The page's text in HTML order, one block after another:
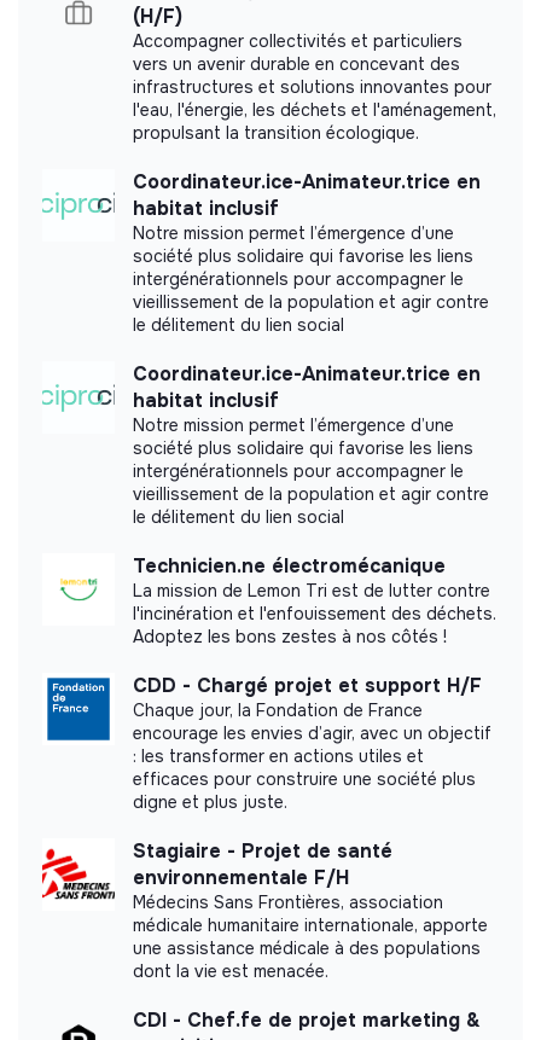
persons
Impact study
Carried out an internal impact measurement.
Labels and certifications
This structure did not communicate to us the
labels or certifications that it was able to obtain.
Documents
Did not yet add a transparency document.
(H/F)
Accompagner collectivités et particuliers
vers un avenir durable en concevant des
infrastructures et solutions innovantes pour
l'eau, l'énergie, les déchets et l'aménagement,
propulsant la transition écologique.
Coordinateur.ice-Animateur.trice en
habitat inclusif
Notre mission permet l’émergence d’une
société plus solidaire qui favorise les liens
intergénérationnels pour accompagner le
vieillissement de la population et agir contre
le délitement du lien social
Coordinateur.ice-Animateur.trice en
habitat inclusif
Notre mission permet l’émergence d’une
société plus solidaire qui favorise les liens
intergénérationnels pour accompagner le
vieillissement de la population et agir contre
le délitement du lien social
Technicien.ne électromécanique
La mission de Lemon Tri est de lutter contre
l'incinération et l'enfouissement des déchets.
Adoptez les bons zestes à nos côtés !
CDD - Chargé projet et support H/F
Chaque jour, la Fondation de France
encourage les envies d’agir, avec un objectif
: les transformer en actions utiles et
efficaces pour construire une société plus
digne et plus juste.
Stagiaire - Projet de santé
environnementale F/H
Médecins Sans Frontières, association
médicale humanitaire internationale, apporte
une assistance médicale à des populations
dont la vie est menacée.
CDI - Chef.fe de projet marketing &